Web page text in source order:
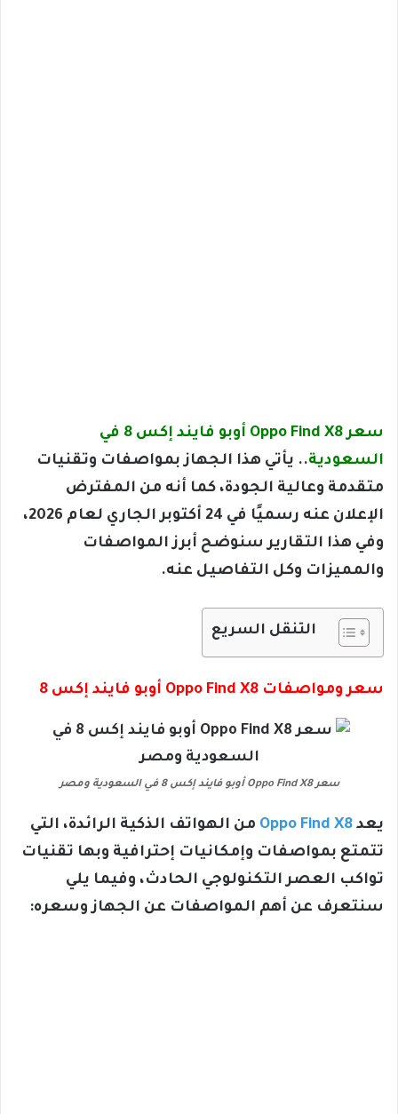
سعر Oppo Find X8 أوبو فايند إكس 8 في
السعودية.. يأتي هذا الجهاز بمواصفات وتقنيات
متقدمة وعالية الجودة، كما أنه من المفترض
الإعلان عنه رسميًا في 24 أكتوبر الجاري لعام 2026،
وفي هذا التقارير سنوضح أبرز المواصفات
والمميزات وكل التفاصيل عنه.
التنقل السريع
سعر ومواصفات Oppo Find X8 أوبو فايند إكس 8
سعر Oppo Find X8 أوبو فايند إكس 8 في السعودية ومصر
يعد Oppo Find X8 من الهواتف الذكية الرائدة، التي
تتمتع بمواصفات وإمكانيات إحترافية وبها تقنيات
تواكب العصر التكنولوجي الحادث، وفيما يلي
سنتعرف عن أهم المواصفات عن الجهاز وسعره: